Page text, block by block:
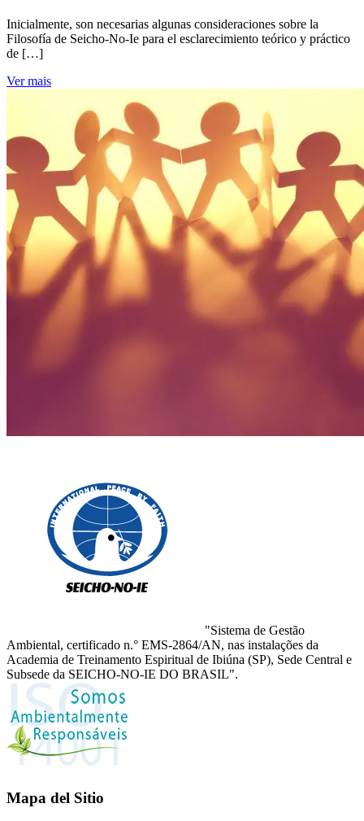
Inicialmente, son necesarias algunas consideraciones sobre la
Filosofía de Seicho-No-Ie para el esclarecimiento teórico y práctico
de […]
Ver mais
"Sistema de Gestão
Ambiental, certificado n.° EMS-2864/AN, nas instalações da
Academia de Treinamento Espiritual de Ibiúna (SP), Sede Central e
Subsede da SEICHO-NO-IE DO BRASIL".
Mapa del Sitio